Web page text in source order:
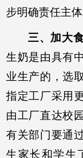
步明确责任主
三、加大
生奶是由具有
业生产的，选
指定工厂采用
由工厂直达校
有关部门要通
生家长和学生